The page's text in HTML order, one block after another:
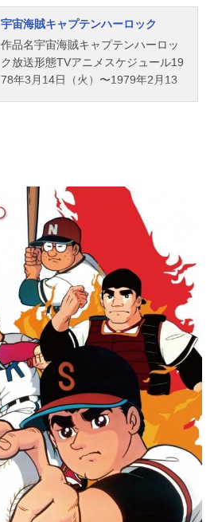
宇宙海賊キャプテンハーロック
作品名宇宙海賊キャプテンハーロッ
ク放送形態TVアニメスケジュール19
78年3月14日（火）〜1979年2月13
乗児スタッフ原作：松本零士 スタ
ジオぬえ企画：田宮武 小湊洋市
小泉美明脚本：上原正三 山崎晴哉
チーフディレクター：りんたろうキ
ャラクター設計：小松原一男美術設
定：椋尾篁音楽：横山菁児指揮：熊
谷弘演奏：コロムビアシンフォニッ
クオーケストラアニメーション制
作：東映動画（東映アニメーショ
ン）主題歌OP：「キャプテンハーロ
ック」水木一郎ED：「われらの旅立
ち」水木一郎公開開始年＆季節1978
春アニメ(C)2004TOEIANIMATIONC
o.,Ltd.AllRightsReserved.『宇宙海賊
キャプテンハーロック』公式サイト